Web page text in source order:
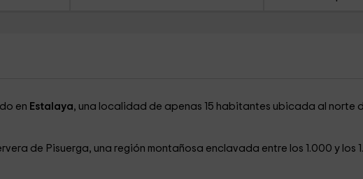
en Estalaya, una localidad de apenas 15 habitantes ubicada al norte
de Pisuerga, una región montañosa enclavada entre los 1.000 y los